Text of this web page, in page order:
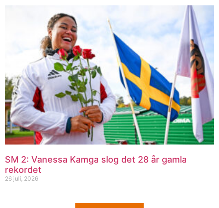
SM 2: Vanessa Kamga slog det 28 år gamla
rekordet
26 juli, 2026